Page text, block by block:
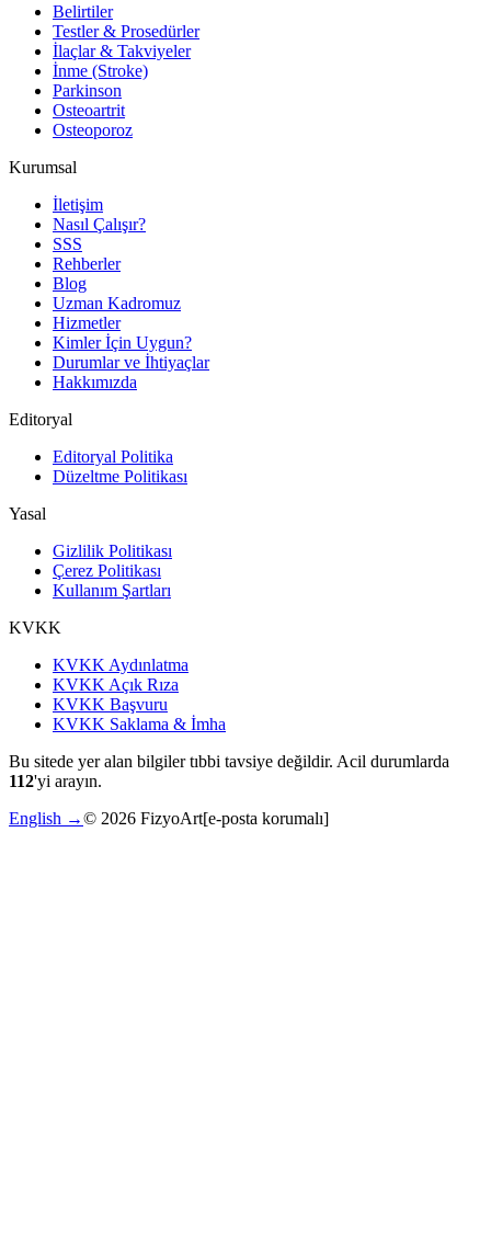
Belirtiler
Testler & Prosedürler
İlaçlar & Takviyeler
İnme (Stroke)
Parkinson
Osteoartrit
Osteoporoz
Kurumsal
İletişim
Nasıl Çalışır?
SSS
Rehberler
Blog
Uzman Kadromuz
Hizmetler
Kimler İçin Uygun?
Durumlar ve İhtiyaçlar
Hakkımızda
Editoryal
Editoryal Politika
Düzeltme Politikası
Yasal
Gizlilik Politikası
Çerez Politikası
Kullanım Şartları
KVKK
KVKK Aydınlatma
KVKK Açık Rıza
KVKK Başvuru
KVKK Saklama & İmha
Bu sitede yer alan bilgiler tıbbi tavsiye değildir. Acil durumlarda
112'yi arayın.
English →© 2026 FizyoArt[e-posta korumalı]